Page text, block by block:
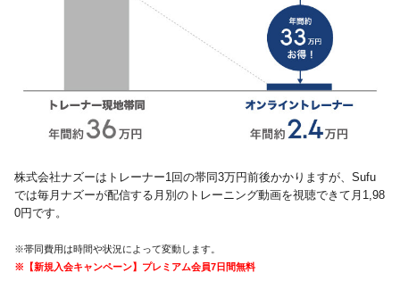
株式会社ナズーはトレーナー1回の帯同3万円前後かかりますが、Sufu
では毎月ナズーが配信する月別のトレーニング動画を視聴できて月1,98
0円です。
※帯同費用は時間や状況によって変動します。
※【新規入会キャンペーン】プレミアム会員7日間無料